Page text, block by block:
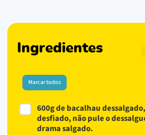
Ingredientes
Marcar todos
600g de bacalhau
desfiado, não pule o
drama salgado.